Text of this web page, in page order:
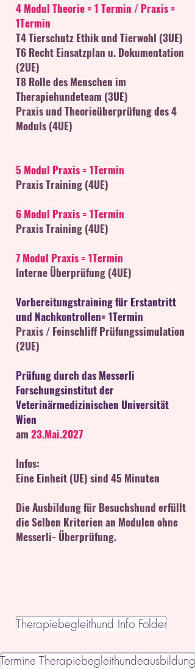
4 Modul Theorie = 1 Termin / Praxis =
1Termin
T4 Tierschutz Ethik und Tierwohl (3UE)
T6 Recht Einsatzplan u. Dokumentation
(2UE)
T8 Rolle des Menschen im
Therapiehundeteam (3UE)
Praxis und Theorieüberprüfung des 4
Moduls (4UE)
5 Modul Praxis = 1Termin
Praxis Training (4UE)
6 Modul Praxis = 1Termin
Praxis Training (4UE)
7 Modul Praxis = 1Termin
Interne Überprüfung (4UE)
Vorbereitungstraining für Erstantritt
und Nachkontrollen= 1Termin
Praxis / Feinschliff Prüfungssimulation
(2UE)
Prüfung durch das Messerli
Forschungsinstitut der
Veterinärmedizinischen Universität
Wien
am 23.Mai.2027
Infos:
Eine Einheit (UE) sind 45 Minuten
Die Ausbildung für Besuchshund erfüllt
die Selben Kriterien an Modulen ohne
Messerli- Überprüfung.
Therapiebegleithund Info Folder
Termine Therapiebegleithundeausbildung